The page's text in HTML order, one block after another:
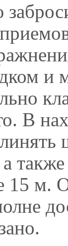
и
В
а
15